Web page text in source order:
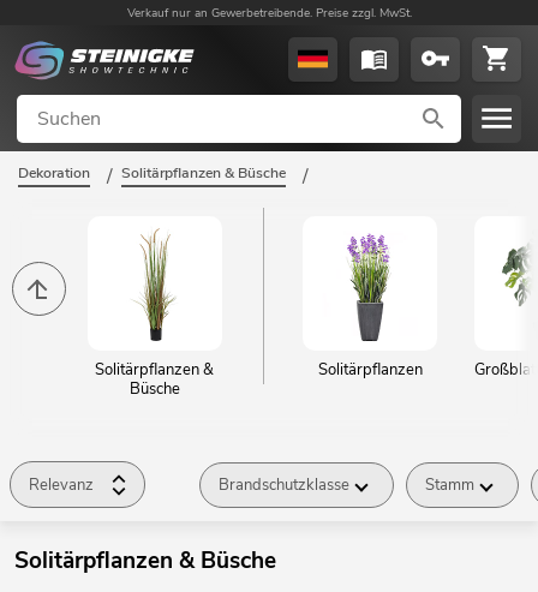
Verkauf nur an Gewerbetreibende. Preise zzgl. MwSt.
Dekoration / Solitärpflanzen & Büsche /
Solitärpflanzen &
Büsche
Solitärpflanzen
Relevanz Brandschutzklasse Stamm
Solitärpflanzen & Büsche